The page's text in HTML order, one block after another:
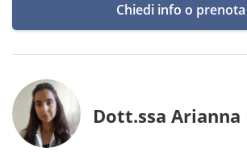
Chiedi info o prenota
Dott.ssa Arianna